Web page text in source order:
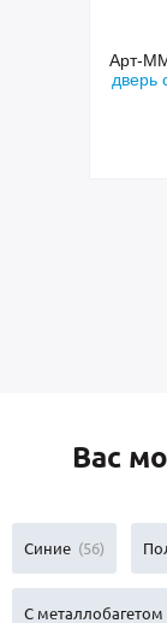
Арт-
дверь
Вас
Синие (56)
С металлобагетом